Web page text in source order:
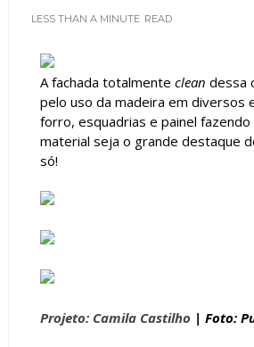
LESS THAN A MINUTE READ
A fachada totalmente clean dessa
pelo uso da madeira em diversos
forro, esquadrias e painel fazendo
material seja o grande destaque
só!
Projeto: Camila Castilho | Foto: